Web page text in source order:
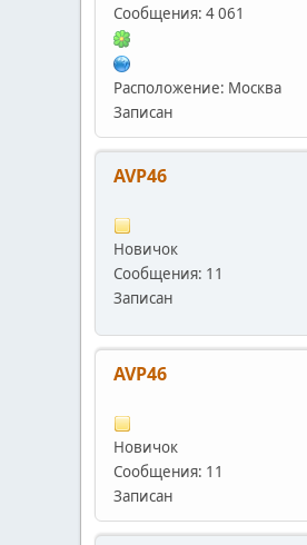
Сообщения: 4 061
Расположение: Москва
Записан
AVP46
Новичок
Сообщения: 11
Записан
AVP46
Новичок
Сообщения: 11
Записан